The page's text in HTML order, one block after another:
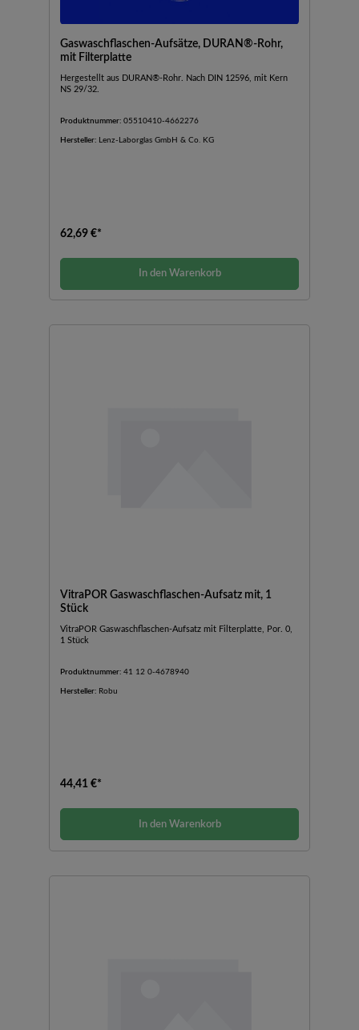
Gaswaschflaschen-Aufsätze, DURAN®-Rohr,
mit Filterplatte
Hergestellt aus DURAN®-Rohr. Nach DIN 12596, mit Kern
NS 29/32.
Produktnummer: 05510410-4662276
Hersteller: Lenz-Laborglas GmbH & Co. KG
62,69 €*
In den Warenkorb
VitraPOR Gaswaschflaschen-Aufsatz mit, 1
Stück
VitraPOR Gaswaschflaschen-Aufsatz mit Filterplatte, Por. 0,
1 Stück
Produktnummer: 41 12 0-4678940
Hersteller: Robu
44,41 €*
In den Warenkorb